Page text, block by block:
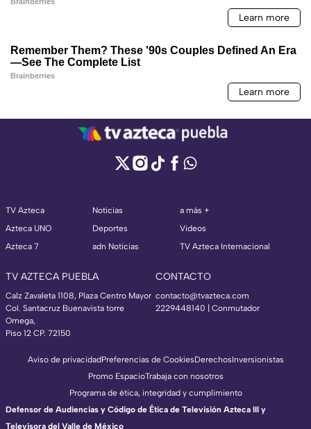
TV Azteca
Azteca UNO
Azteca 7
Noticias
Deportes
adn Noticias
a más +
Videos
TV Azteca Internacional
TV AZTECA PUEBLA
Calz Zavaleta 1108, Plaza Centro Mayor
Col. Santacruz Buenavista torre
Omega,
Piso 12 CP. 72150
CONTACTO
contacto@tvazteca.com
2229448140 | Conmutador
Aviso de privacidadPreferencias de CookiesDerechosInversionistas
Promo EspacioTrabaja con nosotros
Programa de ética, integridad y cumplimiento
Defensor de Audiencias y Código de Ética de Televisión Azteca III y
Televisora del Valle de México